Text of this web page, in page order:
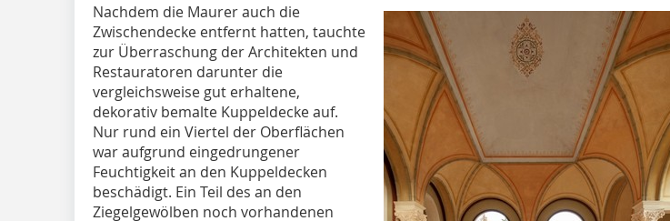
Nachdem die Maurer auch die
Zwischendecke entfernt hatten, tauchte
zur Überraschung der Architekten und
Restauratoren darunter die
vergleichsweise gut erhaltene,
dekorativ bemalte Kuppeldecke auf.
Nur rund ein Viertel der Oberflächen
war aufgrund eingedrungener
Feuchtigkeit an den Kuppeldecken
beschädigt. Ein Teil des an den
Ziegelgewölben noch vorhandenen